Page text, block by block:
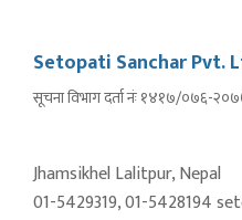
Setopati Sanchar Pvt.
सूचना विभाग दर्ता नंः १४१७/०७६-
Jhamsikhel Lalitpur, Nepal
01-5429319, 01-5428194